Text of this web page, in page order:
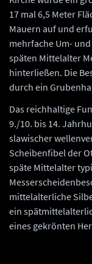
17 mal 6,5 Meter
Mauern auf und
mehrfache Um-
späten Mittelalter
hinterließen. Die
durch ein
Das reichhaltige
9./10. bis 14.
slawischer
Scheibenfibel der
späte Mittelalter
mittelalterliche
ein
eines gekrönten